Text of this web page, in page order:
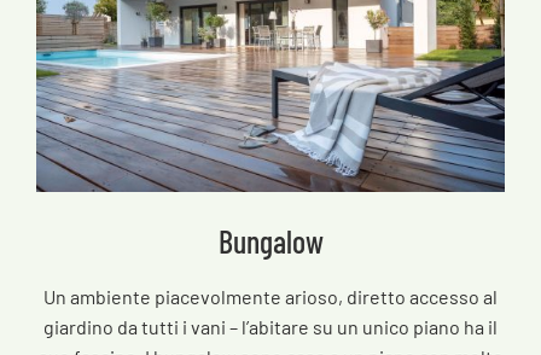
Bungalow
Un ambiente piacevolmente arioso, diretto accesso al
giardino da tutti i vani – l’abitare su un unico piano ha il